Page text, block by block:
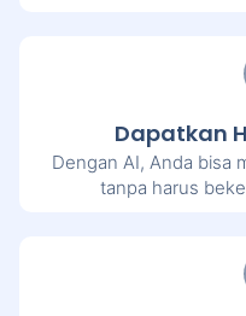
Dapatkan
Dengan AI, Anda bisa
tanpa harus